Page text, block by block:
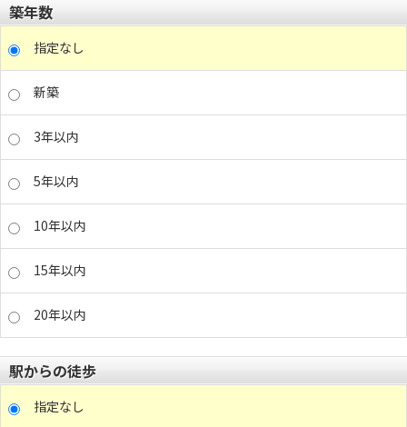
築年数
指定なし
新築
3年以内
5年以内
10年以内
15年以内
20年以内
駅からの徒歩
指定なし